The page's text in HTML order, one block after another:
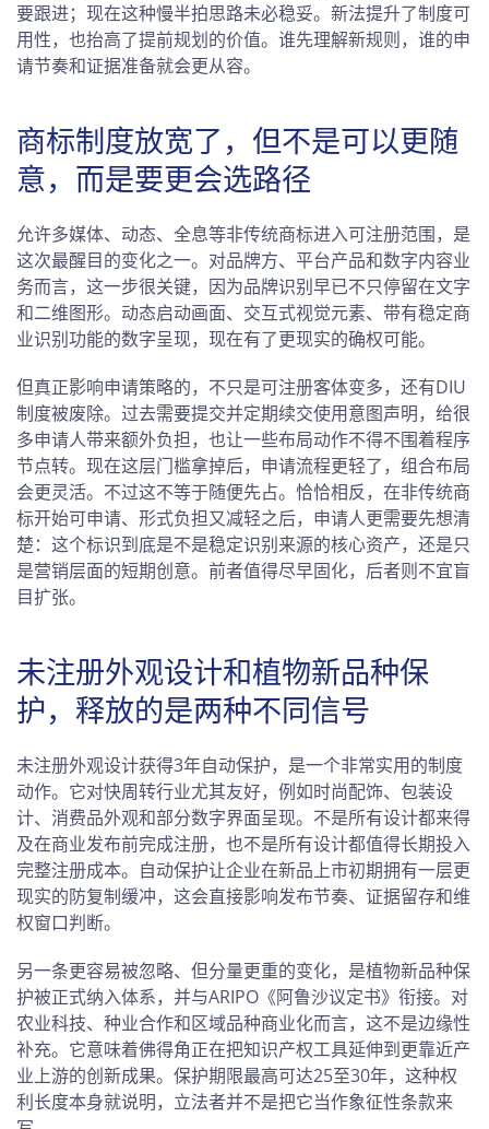
要跟进；现在这种慢半拍思路未必稳妥。新法提升了制度可
用性，也抬高了提前规划的价值。谁先理解新规则，谁的申
请节奏和证据准备就会更从容。
商标制度放宽了，但不是可以更随
意，而是要更会选路径
允许多媒体、动态、全息等非传统商标进入可注册范围，是
这次最醒目的变化之一。对品牌方、平台产品和数字内容业
务而言，这一步很关键，因为品牌识别早已不只停留在文字
和二维图形。动态启动画面、交互式视觉元素、带有稳定商
业识别功能的数字呈现，现在有了更现实的确权可能。
但真正影响申请策略的，不只是可注册客体变多，还有DIU
制度被废除。过去需要提交并定期续交使用意图声明，给很
多申请人带来额外负担，也让一些布局动作不得不围着程序
节点转。现在这层门槛拿掉后，申请流程更轻了，组合布局
会更灵活。不过这不等于随便先占。恰恰相反，在非传统商
标开始可申请、形式负担又减轻之后，申请人更需要先想清
楚：这个标识到底是不是稳定识别来源的核心资产，还是只
是营销层面的短期创意。前者值得尽早固化，后者则不宜盲
目扩张。
未注册外观设计和植物新品种保
护，释放的是两种不同信号
未注册外观设计获得3年自动保护，是一个非常实用的制度
动作。它对快周转行业尤其友好，例如时尚配饰、包装设
计、消费品外观和部分数字界面呈现。不是所有设计都来得
及在商业发布前完成注册，也不是所有设计都值得长期投入
完整注册成本。自动保护让企业在新品上市初期拥有一层更
现实的防复制缓冲，这会直接影响发布节奏、证据留存和维
权窗口判断。
另一条更容易被忽略、但分量更重的变化，是植物新品种保
护被正式纳入体系，并与ARIPO《阿鲁沙议定书》衔接。对
农业科技、种业合作和区域品种商业化而言，这不是边缘性
补充。它意味着佛得角正在把知识产权工具延伸到更靠近产
业上游的创新成果。保护期限最高可达25至30年，这种权
利长度本身就说明，立法者并不是把它当作象征性条款来